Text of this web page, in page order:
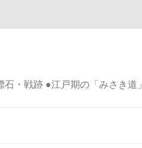
・戦跡 ●江戸期の「みさき道」